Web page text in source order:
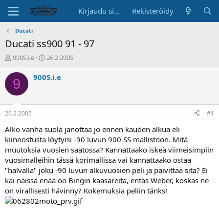
Kirjaudu sisään Rekisteröidy
Ducati
Ducati ss900 91 - 97
K
s
k
s
t
e
l
n
a
l
o
i
t
t
a
900S.i.e
A
o
p
ä
v
ä
26.2.2005
9 900S.i.e
26.2.2005 #1
Alko vanha suola janottaa jo ennen kauden alkua eli
kiinnostusta löytyisi -90 luvun 900 SS mallistoon. Mitä
muutoksia vuosien saatossa? Kannattaako iskeä viimeisimpiin
vuosimalleihin tässä korimallissa vai kannattaako ostaa
"halvalla" joku -90 luvun alkuvuosien peli ja päivittää sitä? Ei
kai näissä enää oo Bingin kaasareita, entäs Weber, koskas ne
on virallisesti hävinny? Kokemuksia peliin tänks!